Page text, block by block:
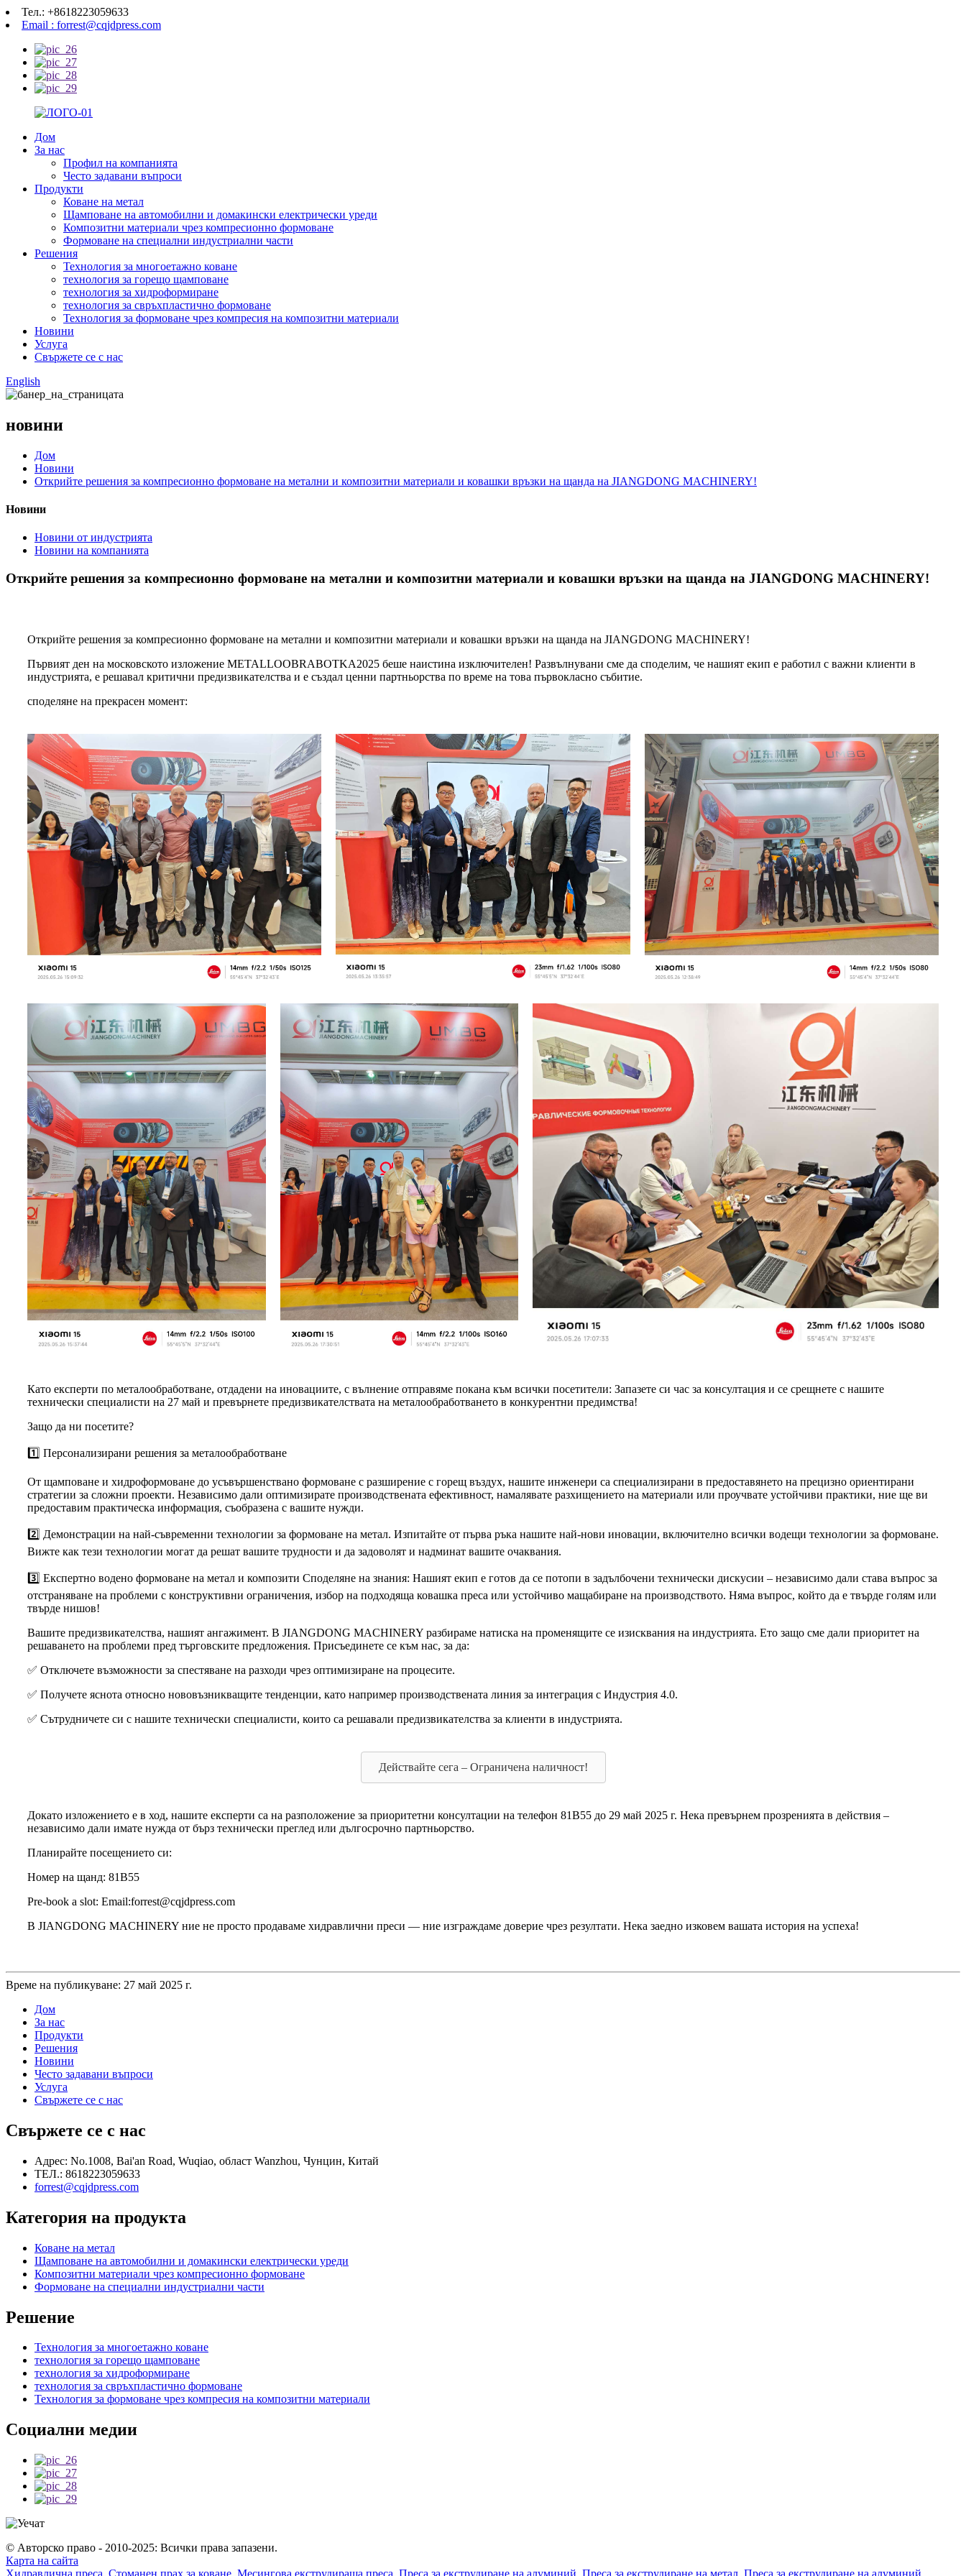
Тел.: +8618223059633
Email : forrest@cqjdpress.com
Дом
За нас
Профил на компанията
Често задавани въпроси
Продукти
Коване на метал
Щамповане на автомобилни и домакински електрически уреди
Композитни материали чрез компресионно формоване
Формоване на специални индустриални части
Решения
Технология за многоетажно коване
технология за горещо щамповане
технология за хидроформиране
технология за свръхпластично формоване
Технология за формоване чрез компресия на композитни материали
Новини
Услуга
Свържете се с нас
English
новини
Дом
Новини
Открийте решения за компресионно формоване на метални и композитни материали и ковашки връзки на щанда на JIANGDONG MACHINERY!
Новини
Новини от индустрията
Новини на компанията
Открийте решения за компресионно формоване на метални и композитни материали и ковашки връзки на щанда на JIANGDONG MACHINERY!
Открийте решения за компресионно формоване на метални и композитни материали и ковашки връзки на щанда на JIANGDONG MACHINERY!
Първият ден на московското изложение METALLOOBRABOTKA2025 беше наистина изключителен! Развълнувани сме да споделим, че нашият екип е работил с важни клиенти в
индустрията, е решавал критични предизвикателства и е създал ценни партньорства по време на това първокласно събитие.
споделяне на прекрасен момент:
Като експерти по металообработване, отдадени на иновациите, с вълнение отправяме покана към всички посетители: Запазете си час за консултация и се срещнете с нашите
технически специалисти на 27 май и превърнете предизвикателствата на металообработването в конкурентни предимства!
Защо да ни посетите?
1️⃣ Персонализирани решения за металообработване
От щамповане и хидроформоване до усъвършенствано формоване с разширение с горещ въздух, нашите инженери са специализирани в предоставянето на прецизно ориентирани
стратегии за сложни проекти. Независимо дали оптимизирате производствената ефективност, намалявате разхищението на материали или проучвате устойчиви практики, ние ще ви
предоставим практическа информация, съобразена с вашите нужди.
2️⃣ Демонстрации на най-съвременни технологии за формоване на метал. Изпитайте от първа ръка нашите най-нови иновации, включително всички водещи технологии за формоване.
Вижте как тези технологии могат да решат вашите трудности и да задоволят и надминат вашите очаквания.
3️⃣ Експертно водено формоване на метал и композити Споделяне на знания: Нашият екип е готов да се потопи в задълбочени технически дискусии – независимо дали става въпрос за
отстраняване на проблеми с конструктивни ограничения, избор на подходяща ковашка преса или устойчиво мащабиране на производството. Няма въпрос, който да е твърде голям или
твърде нишов!
Вашите предизвикателства, нашият ангажимент. В JIANGDONG MACHINERY разбираме натиска на променящите се изисквания на индустрията. Ето защо сме дали приоритет на
решаването на проблеми пред търговските предложения. Присъединете се към нас, за да:
✅ Отключете възможности за спестяване на разходи чрез оптимизиране на процесите.
✅ Получете яснота относно нововъзникващите тенденции, като например производствената линия за интеграция с Индустрия 4.0.
✅ Сътрудничете си с нашите технически специалисти, които са решавали предизвикателства за клиенти в индустрията.
Действайте сега – Ограничена наличност!
Докато изложението е в ход, нашите експерти са на разположение за приоритетни консултации на телефон 81B55 до 29 май 2025 г. Нека превърнем прозренията в действия –
независимо дали имате нужда от бърз технически преглед или дългосрочно партньорство.
Планирайте посещението си:
Номер на щанд: 81B55
Pre-book a slot: Email:forrest@cqjdpress.com
В JIANGDONG MACHINERY ние не просто продаваме хидравлични преси — ние изграждаме доверие чрез резултати. Нека заедно изковем вашата история на успеха!
Време на публикуване: 27 май 2025 г.
Дом
За нас
Продукти
Решения
Новини
Често задавани въпроси
Услуга
Свържете се с нас
Свържете се с нас
Адрес: No.1008, Bai'an Road, Wuqiao, област Wanzhou, Чунцин, Китай
ТЕЛ.: 8618223059633
forrest@cqjdpress.com
Категория на продукта
Коване на метал
Щамповане на автомобилни и домакински електрически уреди
Композитни материали чрез компресионно формоване
Формоване на специални индустриални части
Решение
Технология за многоетажно коване
технология за горещо щамповане
технология за хидроформиране
технология за свръхпластично формоване
Технология за формоване чрез компресия на композитни материали
Социални медии
© Авторско право - 2010-2025: Всички права запазени.
Карта на сайта